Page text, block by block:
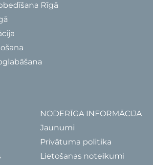
Rīgā
NODERĪGA INFORMĀCIJA
Jaunumi
Privātuma politika
Lietošanas noteikumi